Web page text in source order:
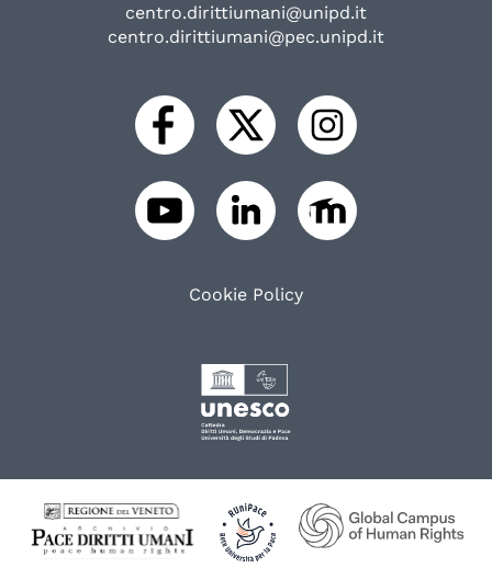
centro.dirittiumani@unipd.it
centro.dirittiumani@pec.unipd.it
Cookie Policy